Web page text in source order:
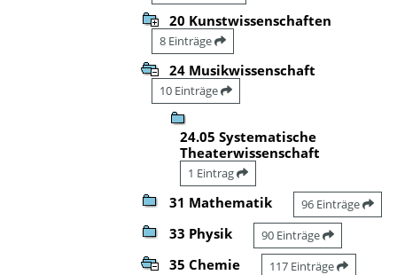
20 Kunstwissenschaften
8 Einträge
24 Musikwissenschaft
10 Einträge
24.05 Systematische
Theaterwissenschaft
1 Eintrag
31 Mathematik 96 Einträge
33 Physik 90 Einträge
35 Chemie 117 Einträge